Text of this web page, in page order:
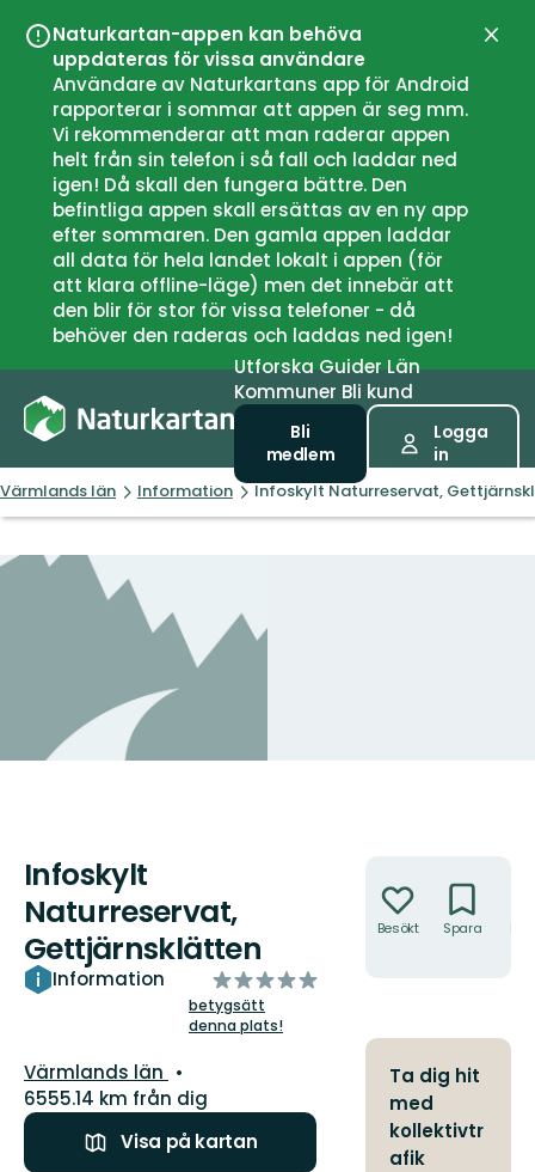
Naturkartan-appen kan behöva
uppdateras för vissa användare
Användare av Naturkartans app för Android
rapporterar i sommar att appen är seg mm.
Vi rekommenderar att man raderar appen
helt från sin telefon i så fall och laddar ned
igen! Då skall den fungera bättre. Den
befintliga appen skall ersättas av en ny app
efter sommaren. Den gamla appen laddar
all data för hela landet lokalt i appen (för
att klara offline-läge) men det innebär att
den blir för stor för vissa telefoner - då
behöver den raderas och laddas ned igen!
UtforskaGuiderLän
Kommuner Bli kund
Bli
medlem
Logga
in
Värmlands län Information Infoskylt Naturreservat,
Infoskylt
Naturreservat,
Gettjärnsklätten
Information
av
5
stjärnor
betygsätt
denna plats!
Län:
Värmlands län
6555.14 km från dig
Visa på kartan
Besökt Spara
Ta dig hit
med
kollektivtr
afik